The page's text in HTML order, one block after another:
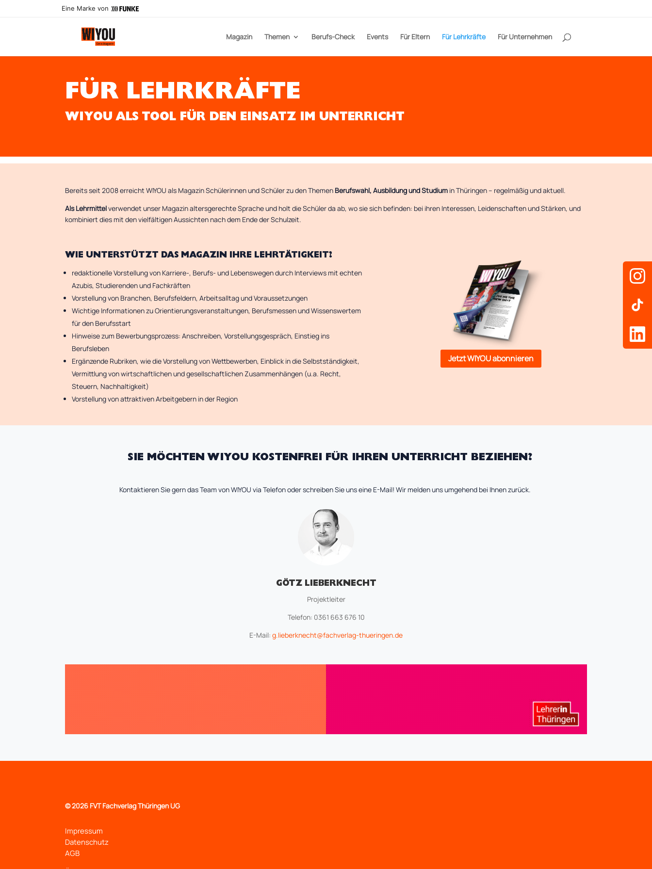
Eine Marke von
Magazin Themen Berufs-Check Events Für Eltern Für Lehrkräfte Für Unternehmen
FÜR LEHRKRÄFTE
WIYOU ALS TOOL FÜR DEN EINSATZ IM UNTERRICHT
Bereits seit 2008 erreicht WIYOU als Magazin Schülerinnen und Schüler zu den Themen Berufswahl, Ausbildung und Studium in Thüringen – regelmäßig und aktuell.
Als Lehrmittelverwendet unser Magazin altersgerechte Sprache und holt die Schüler da ab, wo sie sich befinden: bei ihren Interessen, Leidenschaften und Stärken, und
kombiniert dies mit den vielfältigen Aussichten nach dem Ende der Schulzeit.
WIE UNTERSTÜTZT DAS MAGAZIN IHRE LEHRTÄTIGKEIT?
redaktionelle Vorstellung von Karriere-, Berufs- und Lebenswegen durch Interviews mit echten
Azubis, Studierenden und Fachkräften
Vorstellung von Branchen, Berufsfeldern, Arbeitsalltag und Voraussetzungen
Wichtige Informationen zu Orientierungsveranstaltungen, Berufsmessen und Wissenswertem
für den Berufsstart
Hinweise zum Bewerbungsprozess: Anschreiben, Vorstellungsgespräch, Einstieg ins
Berufsleben
Ergänzende Rubriken, wie die Vorstellung von Wettbewerben, Einblick in die Selbstständigkeit,
Vermittlung von wirtschaftlichen und gesellschaftlichen Zusammenhängen (u.a. Recht,
Steuern, Nachhaltigkeit)
Vorstellung von attraktiven Arbeitgebern in der Region
Jetzt WIYOU abonnieren
SIE MÖCHTEN WIYOU KOSTENFREI FÜR IHREN UNTERRICHT BEZIEHEN?
Kontaktieren Sie gern das Team von WIYOU via Telefon oder schreiben Sie uns eine E-Mail! Wir melden uns umgehend bei Ihnen zurück.
GÖTZ LIEBERKNECHT
Projektleiter
Telefon: 0361 663 676 10
E-Mail: g.lieberknecht@fachverlag-thueringen.de
©2026 FVT Fachverlag Thüringen UG
Impressum
Datenschutz
AGB